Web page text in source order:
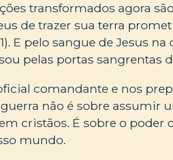
transformados agora
de trazer sua terra
E pelo sangue de Jesus
pelas portas sangrentas
comandante e nos
não é sobre assumir
cristãos. É sobre o poder
mundo.